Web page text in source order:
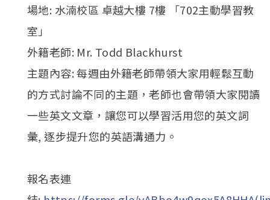
場地: 水湳校區 卓越大樓 7樓 「702主動學習教
室」
外籍老師: Mr. Todd Blackhurst
主題內容: 每週由外籍老師帶領大家用輕鬆互動
的方式討論不同的主題，老師也會帶領大家閱讀
一些英文文章，讓您可以學習活用您的英文詞
彙, 逐步提升您的英語溝通力。
報名表連